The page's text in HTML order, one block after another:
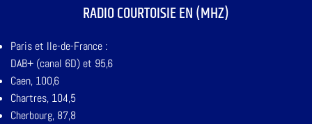
RADIO COURTOISIE EN (MHZ)
Paris et Ile-de-France :
DAB+ (canal 6D) et 95,6
Caen, 100,6
Chartres, 104,5
Cherbourg, 87,8